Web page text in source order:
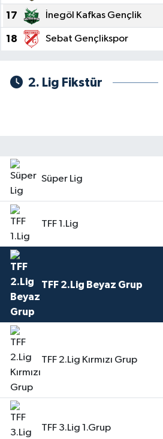
17 İnegöl Kafkas Gençlik
18 Sebat Gençlikspor
2. Lig Fikstür
Süper Lig
TFF 1.Lig
TFF 2.Lig Beyaz Grup
TFF 2.Lig Kırmızı Grup
TFF 3.Lig 1.Grup